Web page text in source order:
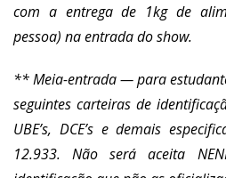
com a entrega de 1kg de
pessoa) na entrada do show.
** Meia-entrada — para
seguintes carteiras de
UBE’s, DCE’s e demais
12.933. Não será aceita